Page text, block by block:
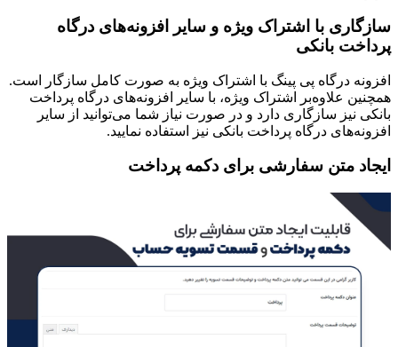
سازگاری با اشتراک ویژه و سایر افزونه‌های درگاه
پرداخت بانکی
افزونه درگاه پی پینگ با اشتراک ویژه به صورت کامل سازگار است.
همچنین علاوه‌بر اشتراک ویژه، با سایر افزونه‌های درگاه پرداخت
بانکی نیز سازگاری دارد و در صورت نیاز شما می‌توانید از سایر
افزونه‌های درگاه پرداخت بانکی نیز استفاده نمایید.
ایجاد متن سفارشی برای دکمه پرداخت